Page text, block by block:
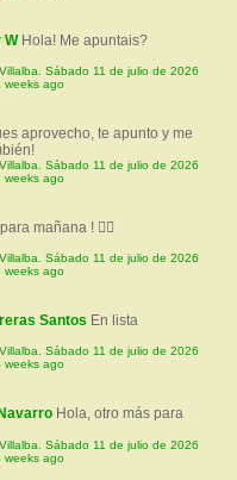
W Hola! Me apuntais?
Sábado 11 de julio de 2026
weeks ago
aprovecho, te apunto y me
Sábado 11 de julio de 2026
weeks ago
mañana ! 🚵‍♀️
Sábado 11 de julio de 2026
weeks ago
Santos En lista
Sábado 11 de julio de 2026
weeks ago
Hola, otro más para
Sábado 11 de julio de 2026
weeks ago